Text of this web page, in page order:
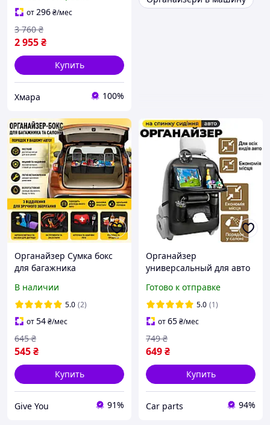
трансформер ящик
складной кофр мягкий
бокс светоотражающи
от296₴/мес
2 955₴
3 760 ₴
Купить
Хмара 100%
Органайзер Сумка бокс
для багажника
Автомобильный
органайзер в багажник
В наличии
5.0 (2)
от54₴/мес
545₴
645 ₴
Купить
Give You 91%
Органайзер
универсальный для авто
Размеры 60 x 40 см Цвет
Черный
Готово к отправке
5.0 (1)
от65₴/мес
649₴
749 ₴
Купить
Сar parts 94%